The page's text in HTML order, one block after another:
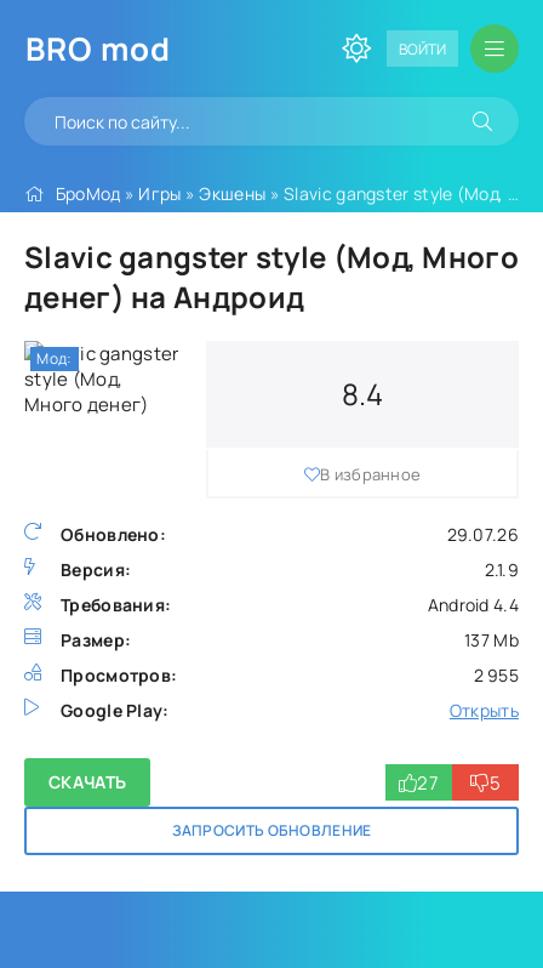
BRO mod ВОЙТИ
БроМод » Игры »Экшены » Slavic gangster style (Мод, Много денег)
Slavic gangster style (Мод, Много
денег) на Андроид
Обновлено:
29.07.26
Версия:
2.1.9
Требования:
Android 4.4
Размер:
137 Mb
Просмотров:
2 955
Google Play:
Открыть
8.4
В избранное
СКАЧАТЬ
ЗАПРОСИТЬ ОБНОВЛЕНИЕ
27 5
Мод: